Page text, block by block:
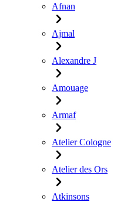
Afnan
Ajmal
Alexandre J
Amouage
Armaf
Atelier Cologne
Atelier des Ors
Atkinsons